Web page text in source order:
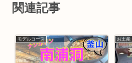
関連記事
モデルコース お土産